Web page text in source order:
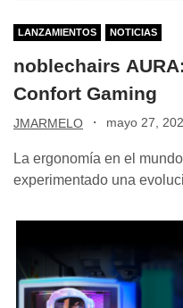
LANZAMIENTOS NOTICIAS
noblechairs
Confort Gaming
JMARMELO · mayo 27,
La ergonomía en el
experimentado una